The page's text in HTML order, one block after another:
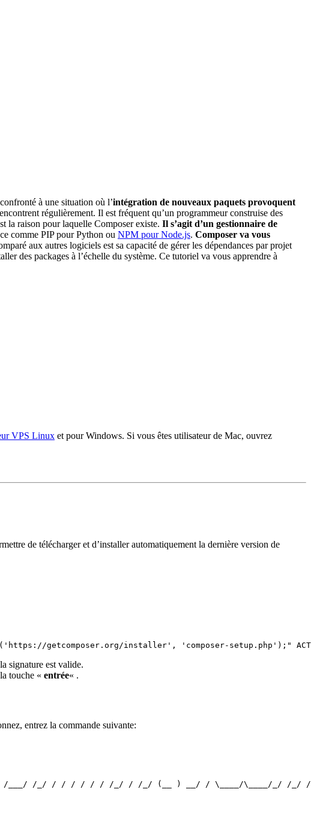
à une situation où l’intégration de nouveaux paquets provoquent
régulièrement. Il est fréquent qu’un programmeur construise des
la raison pour laquelle Composer existe. Il s’agit d’un gestionnaire de
comme PIP pour Python ou NPM pour Node.js. Composer va vous
aux autres logiciels est sa capacité de gérer les dépendances par projet
des packages à l’échelle du système. Ce tutoriel va vous apprendre à
VPS Linux et pour Windows. Si vous êtes utilisateur de Mac, ouvrez
de télécharger et d’installer automatiquement la dernière version de
getcomposer.org/installer', 'composer-setup.php');"
signature est valide.
touche « entrée« .
entrez la commande suivante:
/___/ /_/ / / / / / / /_/ / /_/ (__ ) __/ / \____/\____/_/ /_/ /_/